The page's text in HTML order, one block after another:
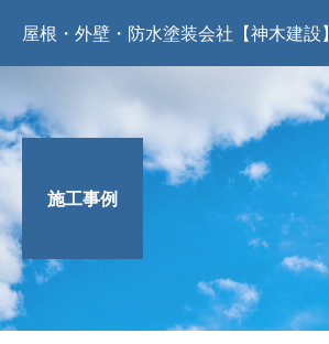
屋根・外壁・防水塗装会社【神木建設】
施工事例